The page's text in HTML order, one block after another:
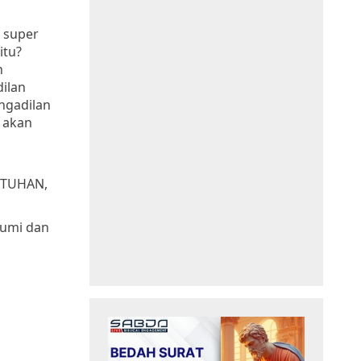
super
dan